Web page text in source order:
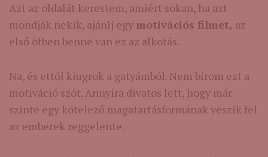
Azt az oldalát kerestem, amiért sokan, ha azt
mondják nekik, ajánlj egy motivációs filmet, az
első ötben benne van ez az alkotás.
Na, és ettől kiugrok a gatyámból. Nem bírom ezt a
motiváció szót. Annyira divatos lett, hogy már
szinte egy kötelező magatartásformának veszik fel
az emberek reggelente.